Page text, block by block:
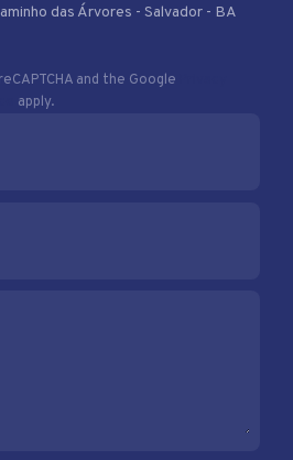
das Árvores - Salvador - BA
and the Google
apply.